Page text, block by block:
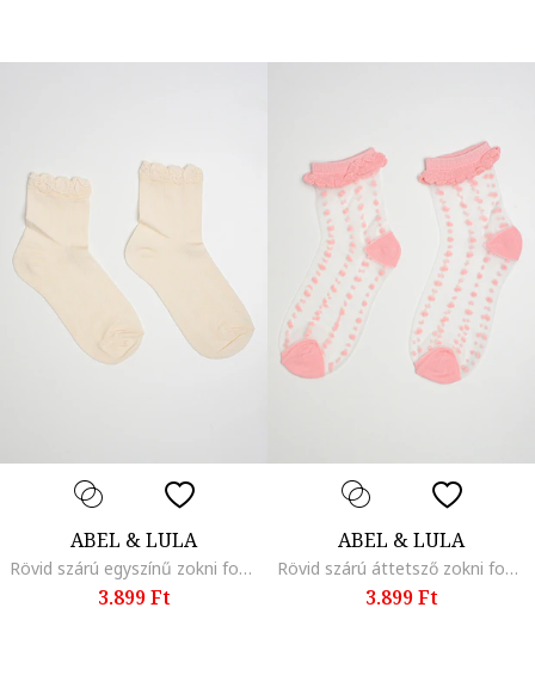
ABEL & LULA
Rövid szárú egyszínű zokni fodrokkal, Bézs
3.899 Ft
ABEL & LULA
Rövid szárú áttetsző zokni fodrokkal, Világos rózsaszín
3.899 Ft